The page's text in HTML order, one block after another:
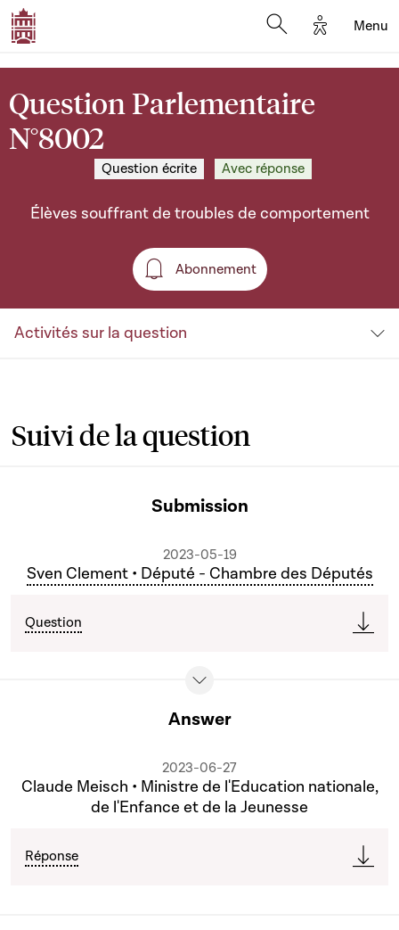
Options
Menu
Question Parlementaire
N°8002
Question écrite Avec réponse
Élèves souffrant de troubles de comportement
Abonnement
Abonnement
Activités sur la question
Suivi de la question
Submission
2023-05-19
Sven Clement • Député - Chambre des Députés
Question
Answer
2023-06-27
Claude Meisch • Ministre de l'Education nationale,
de l'Enfance et de la Jeunesse
Réponse